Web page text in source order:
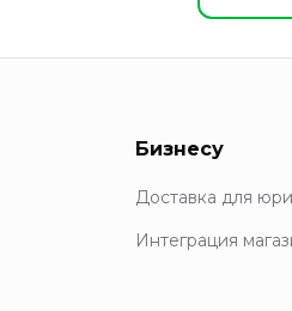
Бизнесу
Доставка для
Интеграция